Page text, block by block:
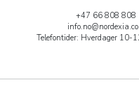
+47 66 808 808
Telefontider: Hverdager 10-